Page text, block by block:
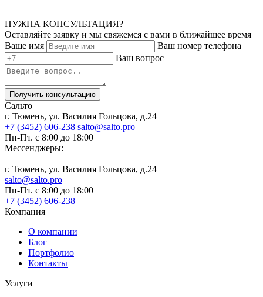
НУЖНА КОНСУЛЬТАЦИЯ?
Оставляйте заявку и мы свяжемся с вами в ближайшее время
Ваше имя
Ваш номер телефона
Ваш вопрос
Получить консультацию
Сальто
г. Тюмень, ул. Василия Гольцова, д.24
+7 (3452) 606-238 salto@salto.pro
Пн-Пт. с 8:00 до 18:00
Мессенджеры:
г. Тюмень, ул. Василия Гольцова, д.24
salto@salto.pro
Пн-Пт. с 8:00 до 18:00
+7 (3452) 606-238
Компания
О компании
Блог
Портфолио
Контакты
Услуги